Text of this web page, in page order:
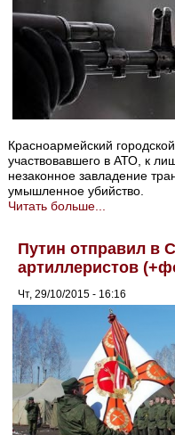
Красноармейский
участвовавшего в АТО, к
незаконное завладение
умышленное убийство.
Читать больше...
Путин отправил в
артиллеристов
Чт, 29/10/2015 - 16:16